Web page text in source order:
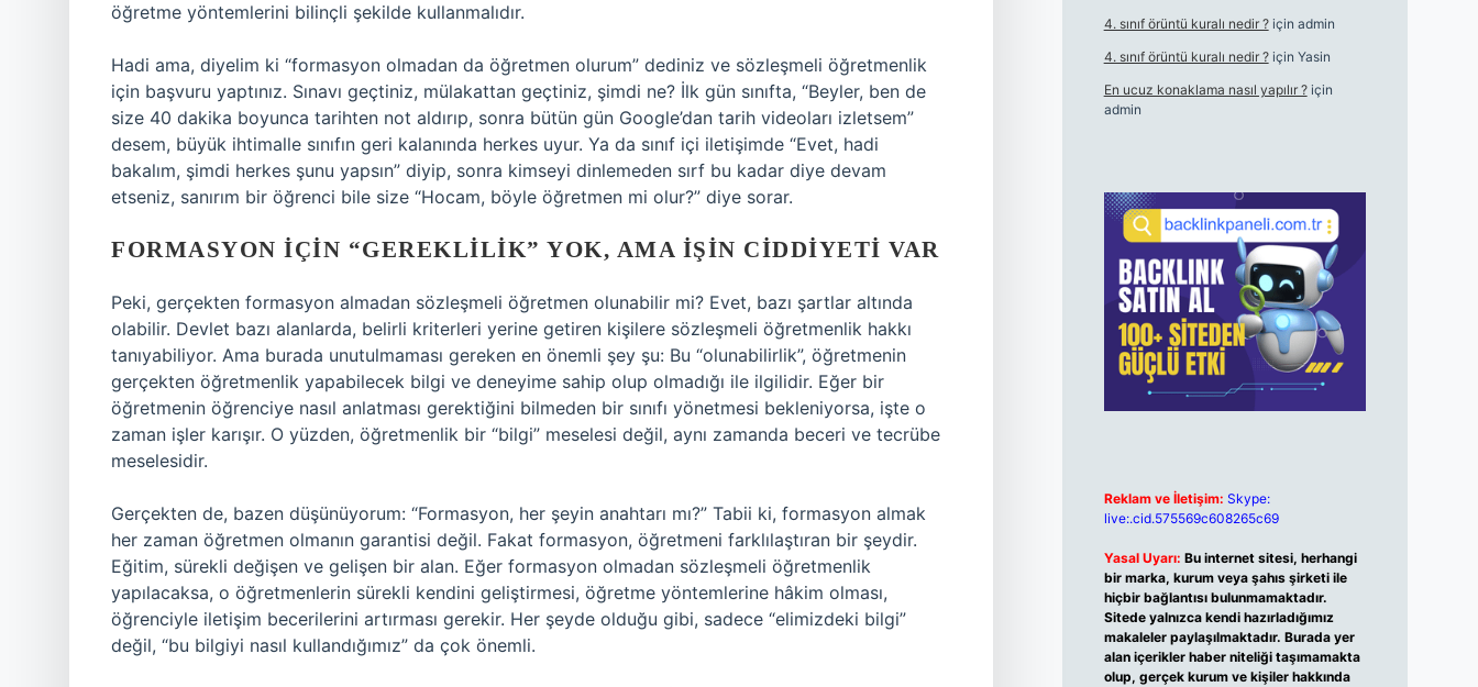
öğretme yöntemlerini bilinçli şekilde kullanmalıdır.
Hadi ama, diyelim ki “formasyon olmadan da öğretmen olurum” dediniz ve sözleşmeli öğretmenlik
için başvuru yaptınız. Sınavı geçtiniz, mülakattan geçtiniz, şimdi ne? İlk gün sınıfta, “Beyler, ben de
size 40 dakika boyunca tarihten not aldırıp, sonra bütün gün Google’dan tarih videoları izletsem”
desem, büyük ihtimalle sınıfın geri kalanında herkes uyur. Ya da sınıf içi iletişimde “Evet, hadi
bakalım, şimdi herkes şunu yapsın” diyip, sonra kimseyi dinlemeden sırf bu kadar diye devam
etseniz, sanırım bir öğrenci bile size “Hocam, böyle öğretmen mi olur?” diye sorar.
FORMASYON İÇIN “GEREKLILIK” YOK, AMA İŞIN CIDDIYETI VAR
Peki, gerçekten formasyon almadan sözleşmeli öğretmen olunabilir mi? Evet, bazı şartlar altında
olabilir. Devlet bazı alanlarda, belirli kriterleri yerine getiren kişilere sözleşmeli öğretmenlik hakkı
tanıyabiliyor. Ama burada unutulmaması gereken en önemli şey şu: Bu “olunabilirlik”, öğretmenin
gerçekten öğretmenlik yapabilecek bilgi ve deneyime sahip olup olmadığı ile ilgilidir. Eğer bir
öğretmenin öğrenciye nasıl anlatması gerektiğini bilmeden bir sınıfı yönetmesi bekleniyorsa, işte o
zaman işler karışır. O yüzden, öğretmenlik bir “bilgi” meselesi değil, aynı zamanda beceri ve tecrübe
meselesidir.
Gerçekten de, bazen düşünüyorum: “Formasyon, her şeyin anahtarı mı?” Tabii ki, formasyon almak
her zaman öğretmen olmanın garantisi değil. Fakat formasyon, öğretmeni farklılaştıran bir şeydir.
Eğitim, sürekli değişen ve gelişen bir alan. Eğer formasyon olmadan sözleşmeli öğretmenlik
yapılacaksa, o öğretmenlerin sürekli kendini geliştirmesi, öğretme yöntemlerine hâkim olması,
öğrenciyle iletişim becerilerini artırması gerekir. Her şeyde olduğu gibi, sadece “elimizdeki bilgi”
değil, “bu bilgiyi nasıl kullandığımız” da çok önemli.
4. sınıf örüntü kuralı nedir ?için admin
4. sınıf örüntü kuralı nedir ?için Yasin
En ucuz konaklama nasıl yapılır ?için
admin
Reklam ve İletişim: Skype:
live:.cid.575569c608265c69
Yasal Uyarı: Bu internet sitesi, herhangi
bir marka, kurum veya şahıs şirketi ile
hiçbir bağlantısı bulunmamaktadır.
Sitede yalnızca kendi hazırladığımız
makaleler paylaşılmaktadır. Burada yer
alan içerikler haber niteliği taşımamakta
olup, gerçek kurum ve kişiler hakkında